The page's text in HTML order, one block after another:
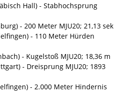
Hall) - Stabhochsprung
- 200 Meter MJU20; 21,13 sek
- 110 Meter Hürden
- Kugelstoß MJU20; 18,36 m
- Dreisprung MJU20; 1893
- 2.000 Meter Hindernis